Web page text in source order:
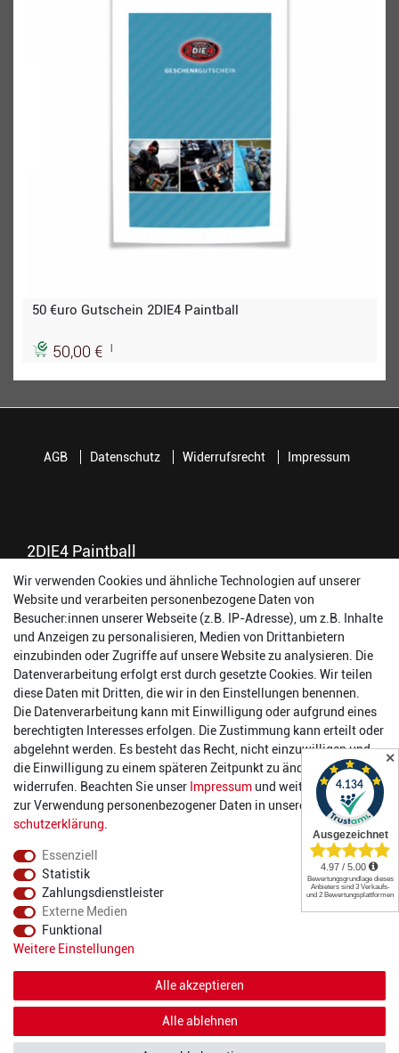
50 €uro Gutschein 2DIE4 Paintball
50,00 € |
2DIE4 Paintball
56457 Westerburg
Reinhold-Ferger-Straße 26
order@2die4-sports.com
0 26 63/ 9 68 69 37
Öffnungszeiten
Montag:
14:00 - 17:00 Uhr
Dienstag:
14:00 - 17:00 Uhr
Mittwoch:
14:00 - 17:00 Uhr
Donnerstag:
14:00 - 17:00 Uhr
Freitag:
14:00 - 19:00 Uhr
Samstag:
10:00 - 17:00 Uhr
AGB Datenschutz Widerrufsrecht Impressum
Wir verwenden Cookies und ähnliche Technologien auf unserer
Website und verarbeiten personenbezogene Daten von
Besucher:innen unserer Webseite (z.B. IP-Adresse), um z.B. Inhalte
und Anzeigen zu personalisieren, Medien von Drittanbietern
einzubinden oder Zugriffe auf unsere Website zu analysieren. Die
Datenverarbeitung erfolgt erst durch gesetzte Cookies. Wir teilen
diese Daten mit Dritten, die wir in den Einstellungen benennen.
Die Datenverarbeitung kann mit Einwilligung oder aufgrund eines
berechtigten Interesses erfolgen. Die Zustimmung kann erteilt oder
abgelehnt werden. Es besteht das Recht, nicht einzuwilligen und
die Einwilligung zu einem späteren Zeitpunkt zu ändern oder zu
widerrufen. Beachten Sie unser Impressum und weitere Hinweise
zur Verwendung personenbezogener Daten in unserer
Daten­
schutz­erklärung
Essenziell
Statistik
Zahlungsdienstleister
Externe Medien
Funktional
Weitere Einstellungen
Alle akzeptieren
Alle ablehnen
✕